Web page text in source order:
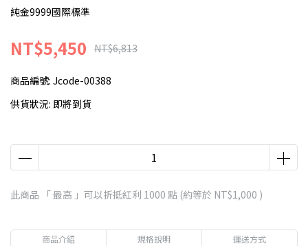
純金9999國際標準
NT$5,450 NT$6,813
商品編號: Jcode-00388
供貨狀況: 即將到貨
此商品 「 最高 」可以折抵紅利 1000 點 (約等於 NT$1,000 )
商品介紹 規格說明 運送方式